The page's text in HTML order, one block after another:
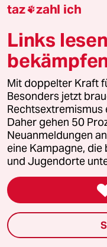
abo
genossenschaft
taz zahl ich
recherchefonds
panterstiftung
panterpreis 2026
Podcast
taz zahl ich
Links
Mit doppelter Kraft
Besonders jetzt
Rechtsextremismus
Daher gehen 50
Neuanmeldungen
eine Kampagne,
und Jugendorte